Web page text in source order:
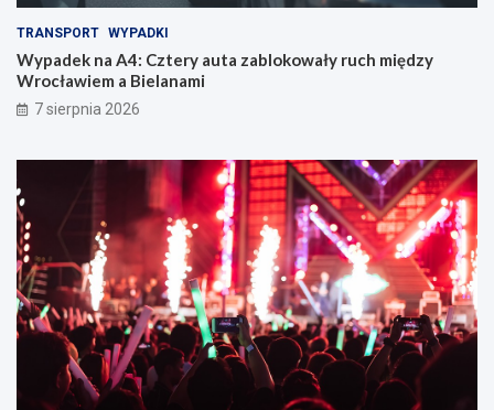
TRANSPORT WYPADKI
Wypadek na A4: Cztery auta zablokowały ruch między
Wrocławiem a Bielanami
7 sierpnia 2026